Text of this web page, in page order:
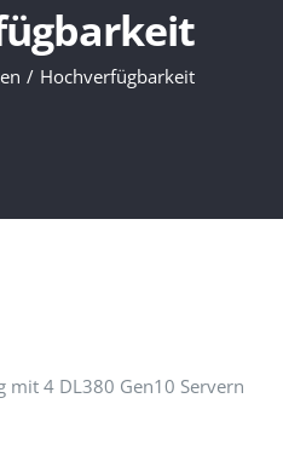
Hochverfügbarkeit
mit 4 DL380 Gen10 Servern